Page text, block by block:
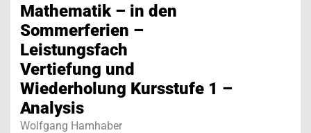
Mathematik – in den
Sommerferien –
Leistungsfach
Vertiefung und
Wiederholung Kursstufe 1 –
Analysis
Wolfgang Hamhaber